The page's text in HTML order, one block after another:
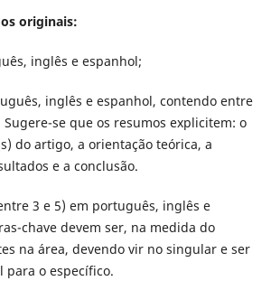
originais:
inglês e espanhol;
inglês e espanhol, contendo entre
Sugere-se que os resumos explicitem: o
do artigo, a orientação teórica, a
e a conclusão.
3 e 5) em português, inglês e
chave devem ser, na medida do
na área, devendo vir no singular e ser
para o específico.